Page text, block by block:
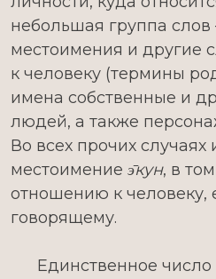
небольшая группа слов
местоимения и другие
к человеку (термины
имена собственные и
людей, а также
Во всех прочих случаях
местоимение э̄кун, в
отношению к человеку,
говорящему.
Единственное число